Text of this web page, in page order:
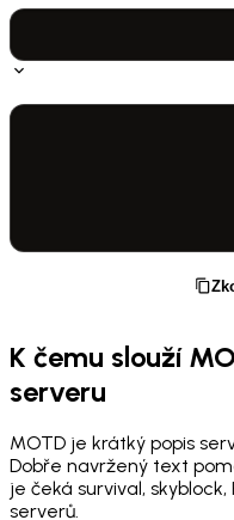
K čemu slouží
serveru
MOTD je krátký popis
Dobře navržený text
je čeká survival,
serverů.